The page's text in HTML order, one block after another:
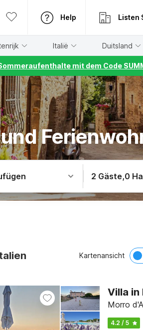
Help Listen
Italië Duitsland
mit dem Code
2 Gäste,0
Kartenansicht
Villa in
Morro
4.2 / 5